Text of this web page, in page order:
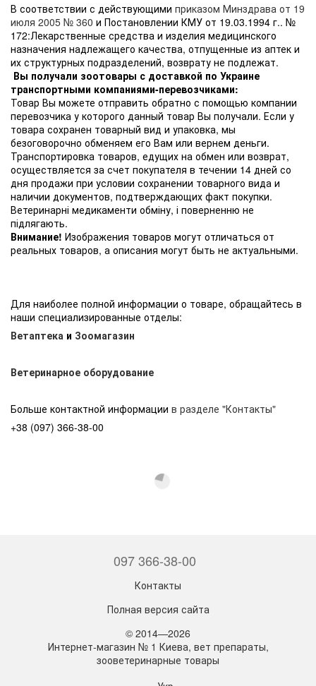
В соответствии с действующими приказом Минздрава от 19
июля 2005 № 360 и Постановлении КМУ от 19.03.1994 г.. №
172:Лекарственные средства и изделия медицинского
назначения надлежащего качества, отпущенные из аптек и
их структурных подразделений, возврату не подлежат.
Вы получали зоотовары с доставкой по Украине
транспортными компаниями-перевозчиками:
Товар Вы можете отправить обратно с помощью компании
перевозчика у которого данный товар Вы получали. Если у
товара сохранен товарный вид и упаковка, мы
безоговорочно обменяем его Вам или вернем деньги.
Транспортировка товаров, едущих на обмен или возврат,
осуществляется за счет покупателя в течении 14 дней со
дня продажи при условии сохранении товарного вида и
наличии документов, подтверждающих факт покупки.
Ветеринарні медикаменти обміну, і поверненню не
підлягають.
Внимание! Изображения товаров могут отличаться от
реальных товаров, а описания могут быть не актуальными.
Для наиболее полной информации о товаре, обращайтесь в
наши специализированные отделы:
Ветаптека и Зоомагазин
Ветеринарное оборудование
Больше контактной информации в разделе "Контакты"
+38 (097) 366-38-00
097 366-38-00
Контакты
Полная версия сайта
© 2014—2026
Интернет-магазин № 1 Киева, вет препараты,
зооветеринарные товары